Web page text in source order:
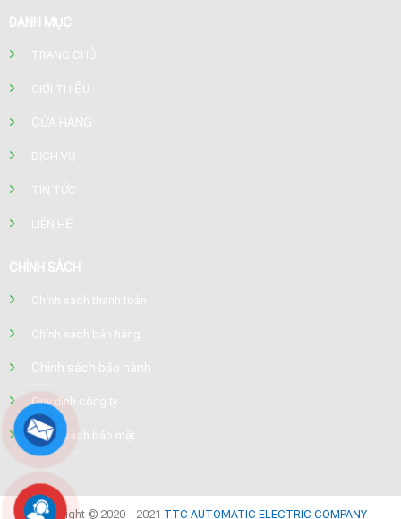
DANH MỤC
TRANG CHỦ
GIỚI THIỆU
CỬA HÀNG
DỊCH VỤ
TIN TỨC
LIÊN HỆ
CHÍNH SÁCH
Chính sách thanh toán
Chính sách bán hàng
Chính sách bảo hành
Quy định công ty
Chính sách bảo mật
Copyright © 2020 – 2021 TTC AUTOMATIC ELECTRIC COMPANY